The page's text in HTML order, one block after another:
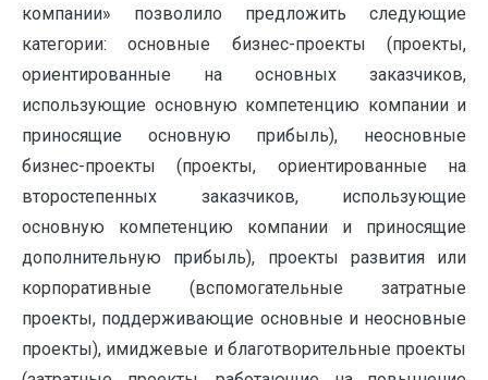
компании» позволило предложить следующие
категории: основные бизнес-проекты (проекты,
ориентированные на основных заказчиков,
использующие основную компетенцию компании и
приносящие основную прибыль), неосновные
бизнес-проекты (проекты, ориентированные на
второстепенных заказчиков, использующие
основную компетенцию компании и приносящие
дополнительную прибыль), проекты развития или
корпоративные (вспомогательные затратные
проекты, поддерживающие основные и неосновные
проекты), имиджевые и благотворительные проекты